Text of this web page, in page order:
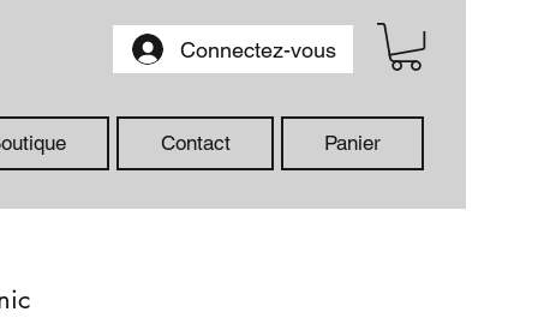
Connectez-vous
Contact Panier